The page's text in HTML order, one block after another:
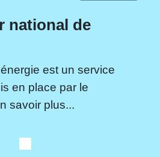
national de
est un service
en place par le
savoir plus...